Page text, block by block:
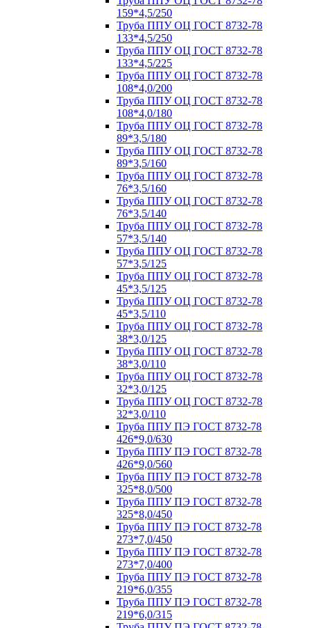
159*4,5/250
Труба ППУ ОЦ ГОСТ 8732-78
133*4,5/250
Труба ППУ ОЦ ГОСТ 8732-78
133*4,5/225
Труба ППУ ОЦ ГОСТ 8732-78
108*4,0/200
Труба ППУ ОЦ ГОСТ 8732-78
108*4,0/180
Труба ППУ ОЦ ГОСТ 8732-78
89*3,5/180
Труба ППУ ОЦ ГОСТ 8732-78
89*3,5/160
Труба ППУ ОЦ ГОСТ 8732-78
76*3,5/160
Труба ППУ ОЦ ГОСТ 8732-78
76*3,5/140
Труба ППУ ОЦ ГОСТ 8732-78
57*3,5/140
Труба ППУ ОЦ ГОСТ 8732-78
57*3,5/125
Труба ППУ ОЦ ГОСТ 8732-78
45*3,5/125
Труба ППУ ОЦ ГОСТ 8732-78
45*3,5/110
Труба ППУ ОЦ ГОСТ 8732-78
38*3,0/125
Труба ППУ ОЦ ГОСТ 8732-78
38*3,0/110
Труба ППУ ОЦ ГОСТ 8732-78
32*3,0/125
Труба ППУ ОЦ ГОСТ 8732-78
32*3,0/110
Труба ППУ ПЭ ГОСТ 8732-78
426*9,0/630
Труба ППУ ПЭ ГОСТ 8732-78
426*9,0/560
Труба ППУ ПЭ ГОСТ 8732-78
325*8,0/500
Труба ППУ ПЭ ГОСТ 8732-78
325*8,0/450
Труба ППУ ПЭ ГОСТ 8732-78
273*7,0/450
Труба ППУ ПЭ ГОСТ 8732-78
273*7,0/400
Труба ППУ ПЭ ГОСТ 8732-78
219*6,0/355
Труба ППУ ПЭ ГОСТ 8732-78
219*6,0/315